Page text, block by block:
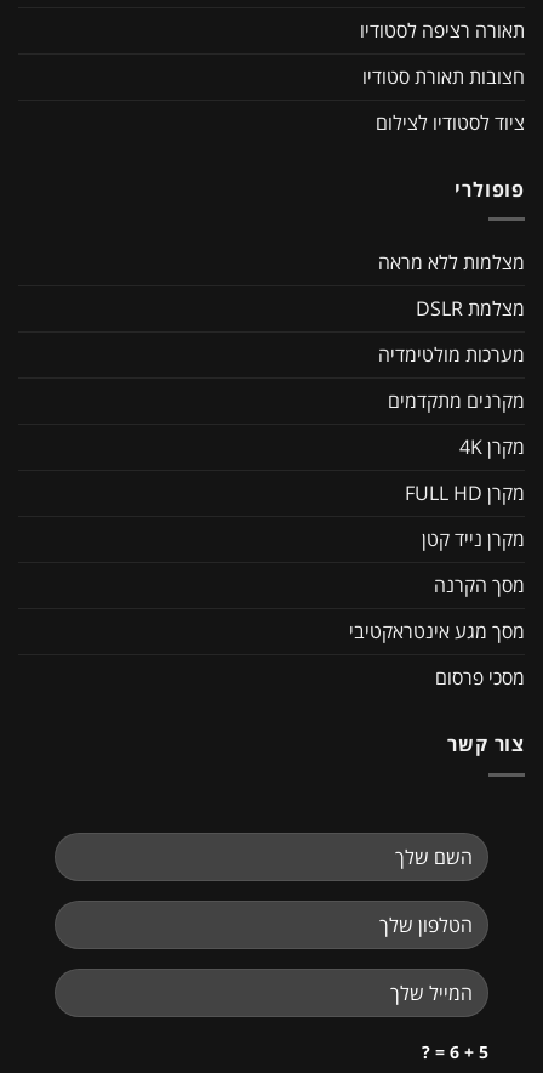
תאורה רציפה לסטודיו
חצובות תאורת סטודיו
ציוד לסטודיו לצילום
פופולרי
מצלמות ללא מראה
מצלמת DSLR
מערכות מולטימדיה
מקרנים מתקדמים
מקרן 4K
מקרן FULL HD
מקרן נייד קטן
מסך הקרנה
מסך מגע אינטראקטיבי
מסכי פרסום
צור קשר
5 + 6 = ?